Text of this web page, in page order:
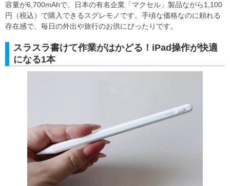
容量が6,700mAhで、日本の有名企業「マクセル」製品ながら1,100
円（税込）で購入できるスグレモノです。手頃な価格なのに頼れる
存在感で、毎日の外出や旅行のお供にぴったりです。
スラスラ書けて作業がはかどる！iPad操作が快適
になる1本